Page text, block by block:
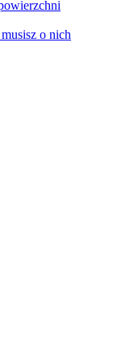
o nich